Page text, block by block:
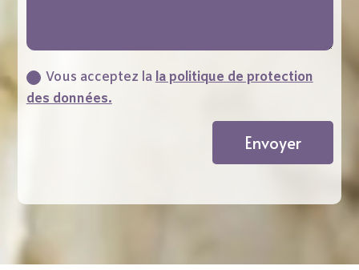
Vous acceptez la la politique de protection
des données.
Envoyer